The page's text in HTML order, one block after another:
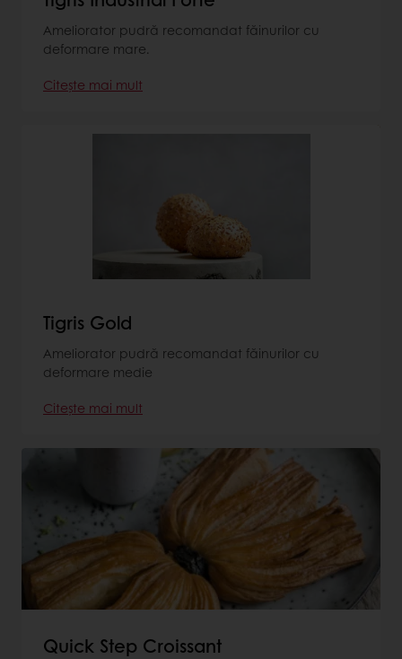
Ameliorator pudră recomandat făinurilor cu
deformare mare.
Citește mai mult
Tigris Gold
Ameliorator pudră recomandat făinurilor cu
deformare medie
Citește mai mult
Quick Step Croissant